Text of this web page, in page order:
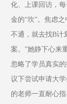
化、上课回访，
金的“坎”。焦虑
不通，就去找B计
案。”她静下心来
忽略了学员真实
议下尝试申请大
的老师一直耐心